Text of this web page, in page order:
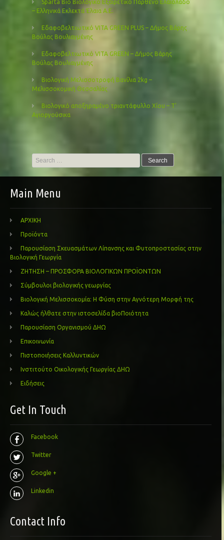
Sparta Bio Βιολογικό Εξαιρετικό Παρθένο Ελαιόλαδο
– Ελληνικά Εκλεκτά Έλαια Α.Ε.
Εδαφοβελτιωτικό VITA GREEN PLUS – Δήμος Βάρης
Βούλας Βουλιαγμένης
Εδαφοβελτιωτικό VITA GREEN – Δήμος Βάρης
Βούλας Βουλιαγμένης
Βιολογική Μελισσοτροφή Βανίλια 2kg –
Μελισσοκομική Θεσσαλίας
Βιολογικό αποξηραμένο τριαντάφυλλο Χίου – Τ’
Αγιοργούσικα
Search
for:
Main Menu
ΑΡΧΙΚΗ
Προϊόντα
Παρουσίαση Σκευασμάτων Λίπανσης και Φυτοπροστασίας στην
Βιολογική Γεωργία
ΖΗΤΗΣΗ – ΠΡΟΣΦΟΡΑ ΒΙΟΛΟΓΙΚΩΝ ΠΡΟΪΟΝΤΩΝ
Σύμβουλοι βιολογικής γεωργίας
Βιολογική Μελισσοκομία: Η Φύση στην Αγνότερη Μορφή της
Καλώς ήλθατε στην ιστοσελίδα βιοΠοιότητα
Παρουσίαση Οργανισμού ΔΗΩ
Επικοινωνία
Πιστοποιήσεις Καλλυντικών
Ινστιτούτο Οικολογικής Γεωργίας ΔΗΩ
Ειδήσεις
Get In Touch
Facebook
Twitter
Google +
Linkedin
Contact Info